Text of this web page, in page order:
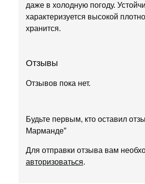
даже в холодную погоду.
характеризуется высокой
хранится.
Отзывы
Отзывов пока нет.
Будьте первым, кто оставил
Марманде”
Для отправки отзыва вам
авторизоваться.